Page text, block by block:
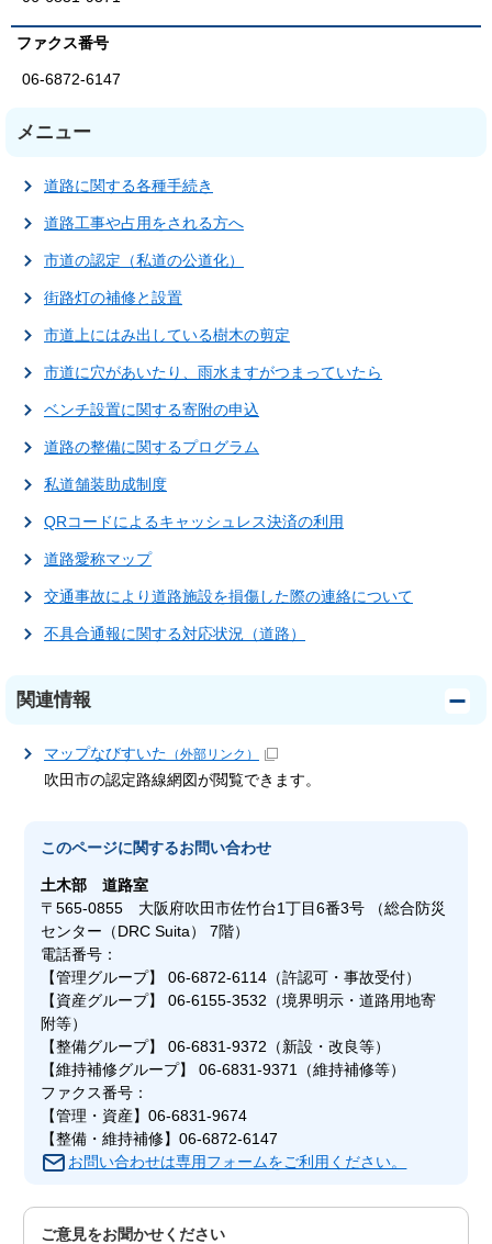
ファクス番号
06-6872-6147
メニュー
道路に関する各種手続き
道路工事や占用をされる方へ
市道の認定（私道の公道化）
街路灯の補修と設置
市道上にはみ出している樹木の剪定
市道に穴があいたり、雨水ますがつまっていたら
ベンチ設置に関する寄附の申込
道路の整備に関するプログラム
私道舗装助成制度
QRコードによるキャッシュレス決済の利用
道路愛称マップ
交通事故により道路施設を損傷した際の連絡について
不具合通報に関する対応状況（道路）
関連情報
マップなびすいた （外部リンク）
吹田市の認定路線網図が閲覧できます。
このページに関するお問い合わせ
土木部道路室
〒565-0855 大阪府吹田市佐竹台1丁目6番3号 （総合防災
センター（DRC Suita） 7階）
電話番号：
【管理グループ】 06-6872-6114（許認可・事故受付）
【資産グループ】 06-6155-3532（境界明示・道路用地寄
附等）
【整備グループ】 06-6831-9372（新設・改良等）
【維持補修グループ】 06-6831-9371（維持補修等）
ファクス番号：
【管理・資産】06-6831-9674
【整備・維持補修】06-6872-6147
お問い合わせは専用フォームをご利用ください。
ご意見をお聞かせください